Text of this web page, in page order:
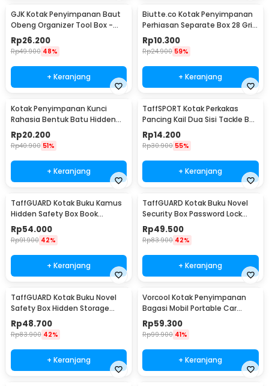
GJK Kotak Penyimpanan Baut
Obeng Organizer Tool Box -
Z20
Rp26.200
Rp49.900 48%
+ Keranjang
Biutte.co Kotak Penyimpanan
Perhiasan Separate Box 28 Grid
- SN-14
Rp10.300
Rp24.900 59%
+ Keranjang
Kotak Penyimpanan Kunci
Rahasia Bentuk Batu Hidden
Key Box - B0521
Rp20.200
Rp40.900 51%
+ Keranjang
TaffSPORT Kotak Perkakas
Pancing Kail Dua Sisi Tackle Box
14 Grid - LX01
Rp14.200
Rp30.900 55%
+ Keranjang
TaffGUARD Kotak Buku Kamus
Hidden Safety Box Book
Password Lock Size S - KB-10P
Rp54.000
Rp91.900 42%
+ Keranjang
TaffGUARD Kotak Buku Novel
Security Box Password Lock
Size S - KB-20P
Rp49.500
Rp83.900 42%
+ Keranjang
TaffGUARD Kotak Buku Novel
Safety Box Hidden Storage
Password Lock - KB-30P
Rp48.700
Rp83.900 42%
+ Keranjang
Vorcool Kotak Penyimpanan
Bagasi Mobil Portable Car
Storage Box 25 L - VL25
Rp59.300
Rp99.900 41%
+ Keranjang